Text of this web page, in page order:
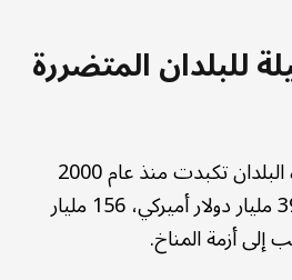
للبلدان المتضررة
وجاء في الدراسة أن هذه البلدان تكبدت منذ عام 2000
خسائر وأضرارا بقيمة 395 مليار دولار أميركي، 156 مليار
إلى أزمة المناخ.